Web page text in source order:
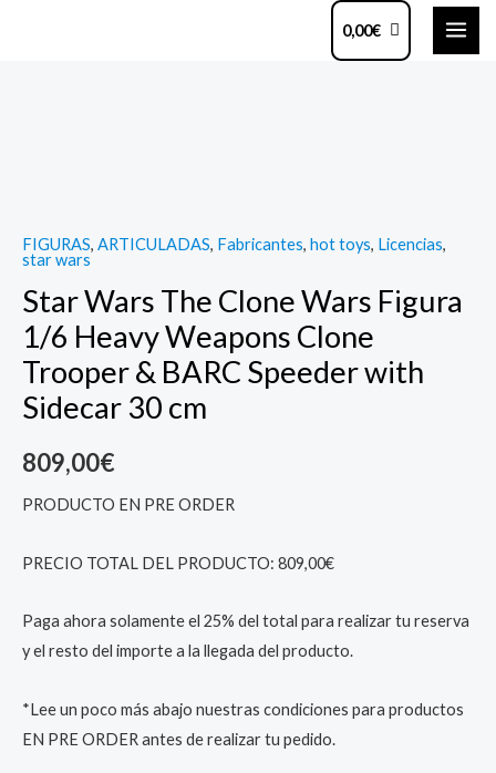
0,00€
FIGURAS, ARTICULADAS, Fabricantes, hot toys, Licencias,
star wars
Star Wars The Clone Wars Figura
1/6 Heavy Weapons Clone
Trooper & BARC Speeder with
Sidecar 30 cm
809,00€
PRODUCTO EN PRE ORDER
PRECIO TOTAL DEL PRODUCTO: 809,00€
Paga ahora solamente el 25% del total para realizar tu reserva
y el resto del importe a la llegada del producto.
*Lee un poco más abajo nuestras condiciones para productos
EN PRE ORDER antes de realizar tu pedido.
Figura
Heavy
Weapons
Clone
Trooper
BARC